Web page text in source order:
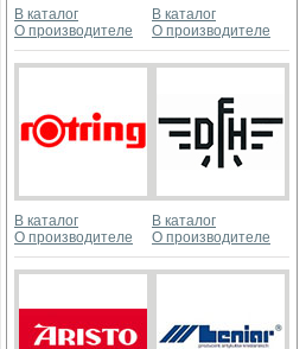
В каталог
О производителе
В каталог
О производителе
В каталог
О производителе
В каталог
О производителе